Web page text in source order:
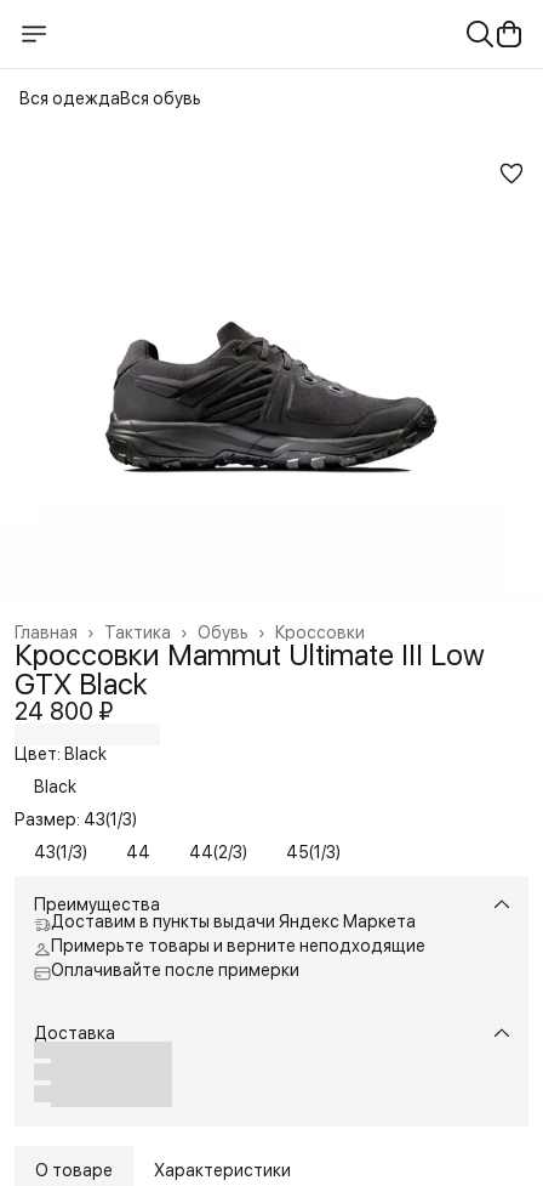
Вся одеждаВся обувь
Кроссовки
Обувь ›
Тактика ›
Главная ›
Кроссовки Mammut Ultimate III Low
GTX Black
24 800 ₽
Цвет: Black
Black
Размер: 43(1/3)
43(1/3)
44 44(2/3) 45(1/3)
Преимущества
Доставим в пункты выдачи Яндекс Маркета
Примерьте товары и верните неподходящие
Оплачивайте после примерки
Доставка
О товаре Характеристики